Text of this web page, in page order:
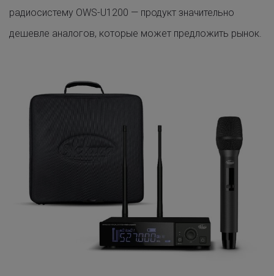
радиосистему OWS-U1200 — продукт значительно
дешевле аналогов, которые может предложить рынок.